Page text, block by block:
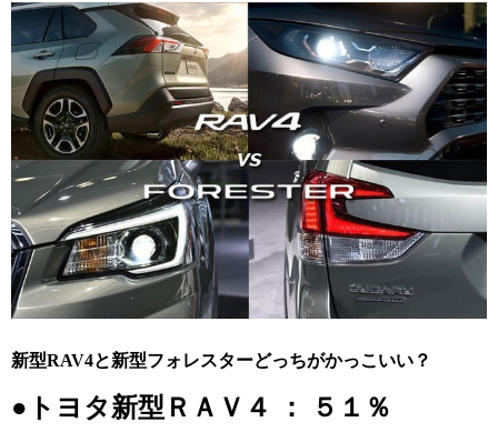
新型RAV4と新型フォレスターどっちがかっこいい？
●トヨタ新型ＲＡＶ４ ： ５１％